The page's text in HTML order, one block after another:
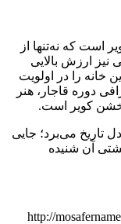
است که نه‌تنها از
نیز ارزش بالایی
خانه را در اولویت
دوره قاجار، هنر
خشن کویر است.
تاریخ می‌برد؛ جایی
آن شنیده
http://